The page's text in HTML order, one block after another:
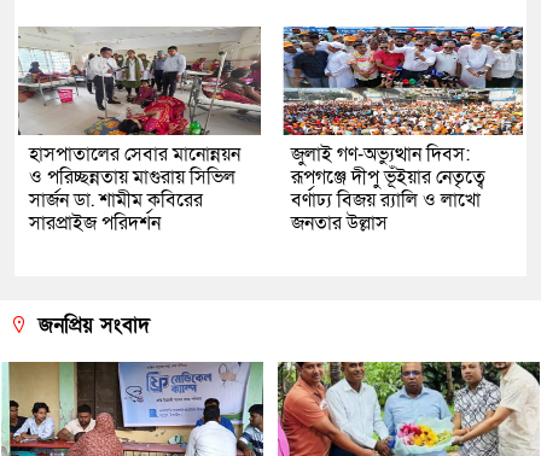
হাসপাতালের সেবার মানোন্নয়ন
ও পরিচ্ছন্নতায় মাগুরায় সিভিল
সার্জন ডা. শামীম কবিরের
সারপ্রাইজ পরিদর্শন
জুলাই গণ-অভ্যুত্থান দিবস:
রূপগঞ্জে দীপু ভূঁইয়ার নেতৃত্বে
বর্ণাঢ্য বিজয় র‌্যালি ও লাখো
জনতার উল্লাস
জনপ্রিয় সংবাদ